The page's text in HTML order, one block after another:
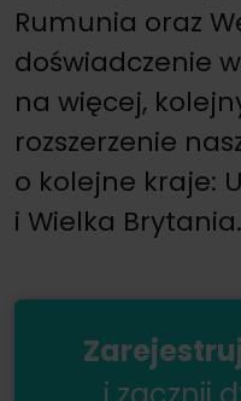
Rumunia oraz
doświadczenie
na więcej,
rozszerzenie
o kolejne kraje:
i Wielka Brytania.